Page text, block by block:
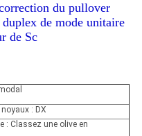
du pullover
de mode unitaire
de Sc
: DX
: Classez une olive en